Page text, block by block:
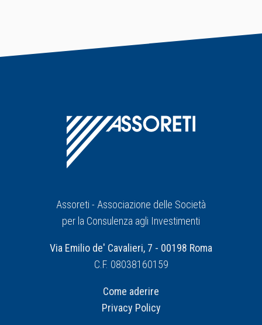
Assoreti - Associazione delle Società
per la Consulenza agli Investimenti
Via Emilio de' Cavalieri, 7 - 00198 Roma
C.F. 08038160159
Come aderire
Privacy Policy